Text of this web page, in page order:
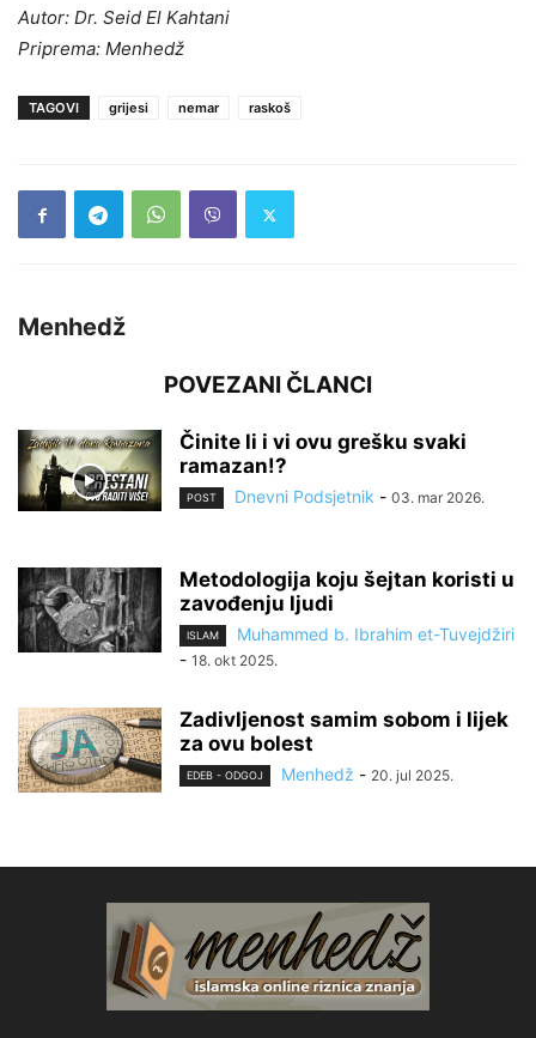
Autor: Dr. Seid El Kahtani
Priprema: Menhedž
TAGOVI grijesi nemar raskoš
Menhedž
POVEZANI ČLANCI
Činite li i vi ovu grešku svaki
ramazan!?
POST Dnevni Podsjetnik - 03. mar 2026.
Metodologija koju šejtan koristi u
zavođenju ljudi
ISLAM
Muhammed b. Ibrahim et-Tuvejdžiri
- 18. okt 2025.
Zadivljenost samim sobom i lijek
za ovu bolest
EDEB - ODGOJ Menhedž - 20. jul 2025.